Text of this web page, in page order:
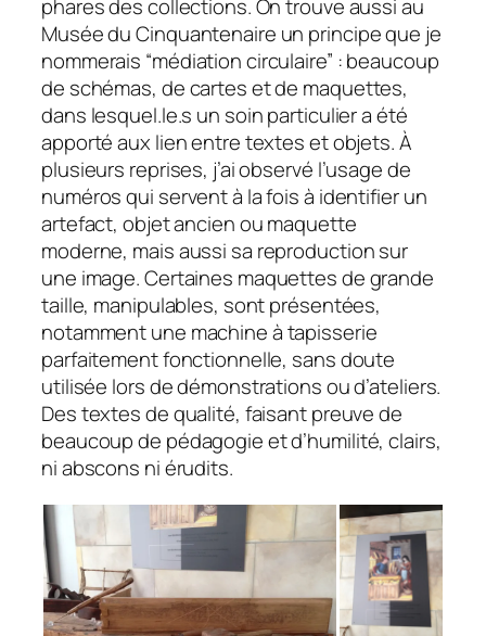
phares des collections. On trouve aussi au
Musée du Cinquantenaire un principe que je
nommerais “médiation circulaire” : beaucoup
de schémas, de cartes et de maquettes,
dans lesquel.le.s un soin particulier a été
apporté aux lien entre textes et objets. À
plusieurs reprises, j’ai observé l’usage de
numéros qui servent à la fois à identifier un
artefact, objet ancien ou maquette
moderne, mais aussi sa reproduction sur
une image. Certaines maquettes de grande
taille, manipulables, sont présentées,
notamment une machine à tapisserie
parfaitement fonctionnelle, sans doute
utilisée lors de démonstrations ou d’ateliers.
Des textes de qualité, faisant preuve de
beaucoup de pédagogie et d’humilité, clairs,
ni abscons ni érudits.